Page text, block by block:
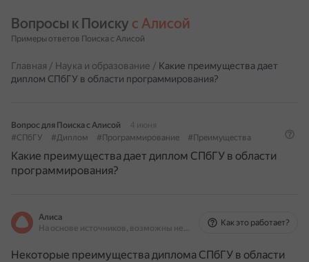
Вопросы к Поиску с Алисой
Примеры ответов Поиска с Алисой
Главная / Наука и образование / Какие преимущества дает
диплом СПбГУ в области программирования?
Вопрос для Поиска с Алисой
4 июня
#СПбГУ
#Диплом #Программирование #Преимущества
Какие преимущества дает диплом СПбГУ в области
программирования?
Алиса
На основе источников, возможны неточности
Как это работает?
Некоторые преимущества диплома СПбГУ в области